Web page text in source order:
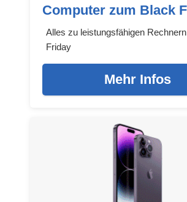
Computer zum Black
Alles zu leistungsfähigen
Friday
Mehr Infos